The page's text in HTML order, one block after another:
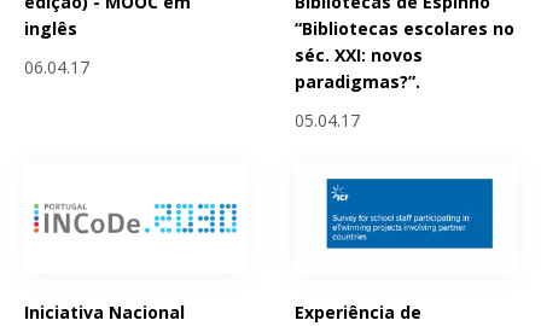
inglês
06.04.17
“Bibliotecas escolares no
séc. XXI: novos
paradigmas?”.
05.04.17
Iniciativa Nacional
Experiência de